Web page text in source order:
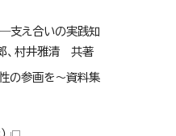
―支え合いの実践知
、村井雅清 共著
性の参画を～資料集